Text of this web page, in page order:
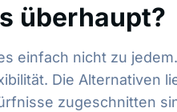
überhaupt?
einfach nicht zu
Die Alternativen
zugeschnitten